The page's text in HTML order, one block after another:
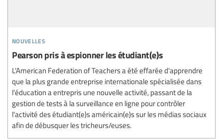
nouvelles
Pearson pris à espionner les étudiant(e)s
L'American Federation of Teachers a été effarée d'apprendre
que la plus grande entreprise internationale spécialisée dans
l'éducation a entrepris une nouvelle activité, passant de la
gestion de tests à la surveillance en ligne pour contrôler
l'activité des étudiant(e)s américain(e)s sur les médias sociaux
afin de débusquer les tricheurs/euses.